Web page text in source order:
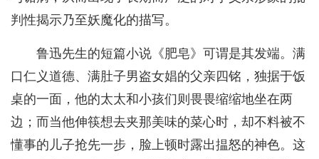
判性揭示乃至妖魔化的描写。
鲁迅先生的短篇小说《肥皂》可谓是其发端。满
口仁义道德、满肚子男盗女娼的父亲四铭，独据于饭
桌的一面，他的太太和小孩们则畏畏缩缩地坐在两
边；而当他伸筷想去夹那美味的菜心时，却不料被不
懂事的儿子抢先一步，脸上顿时露出揾怒的神色。这